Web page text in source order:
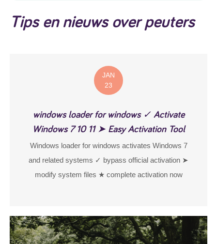
Tips en nieuws over peuters
JAN
23
windows loader for windows ✓ Activate
Windows 7 10 11 ➤ Easy Activation Tool
Windows loader for windows activates Windows 7
and related systems ✓ bypass official activation ➤
modify system files ★ complete activation now